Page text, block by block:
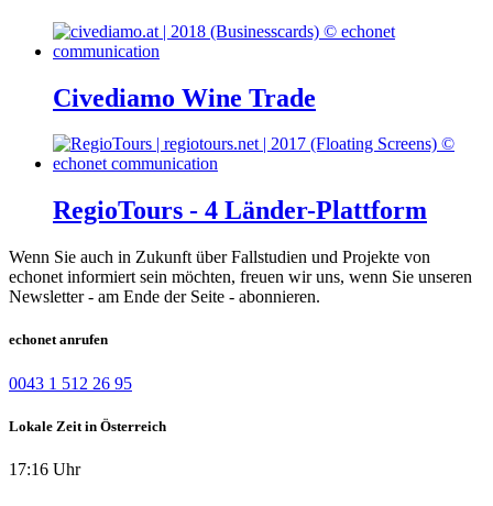
Civediamo Wine Trade
RegioTours - 4 Länder-Plattform
Wenn Sie auch in Zukunft über Fallstudien und Projekte von
echonet informiert sein möchten, freuen wir uns, wenn Sie unseren
Newsletter - am Ende der Seite - abonnieren.
echonet anrufen
0043 1 512 26 95
Lokale Zeit in Österreich
17:16 Uhr